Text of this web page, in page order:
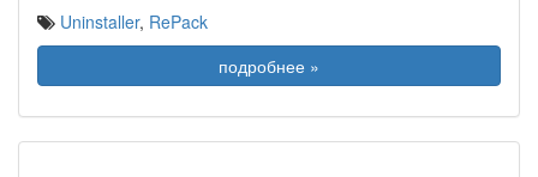
Uninstaller, RePack
подробнее »